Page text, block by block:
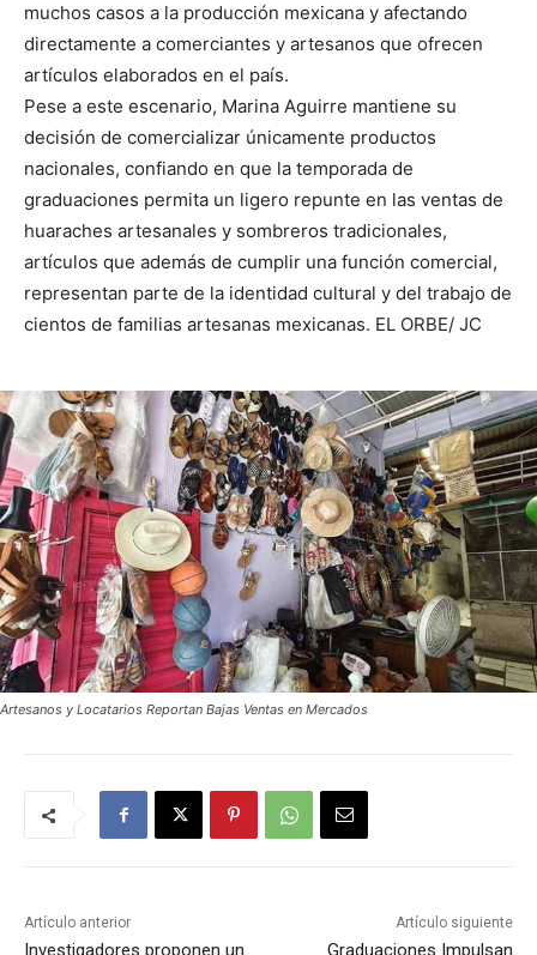
muchos casos a la producción mexicana y afectando
directamente a comerciantes y artesanos que ofrecen
artículos elaborados en el país.
Pese a este escenario, Marina Aguirre mantiene su
decisión de comercializar únicamente productos
nacionales, confiando en que la temporada de
graduaciones permita un ligero repunte en las ventas de
huaraches artesanales y sombreros tradicionales,
artículos que además de cumplir una función comercial,
representan parte de la identidad cultural y del trabajo de
cientos de familias artesanas mexicanas. EL ORBE/ JC
Artesanos y Locatarios Reportan Bajas Ventas en Mercados
Artículo anterior
Investigadores proponen un
Artículo siguiente
Graduaciones Impulsan